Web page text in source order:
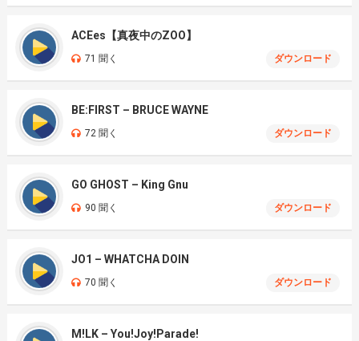
ACEes【真夜中のZOO】
71 聞く ダウンロード
BE:FIRST – BRUCE WAYNE
72 聞く ダウンロード
GO GHOST – King Gnu
90 聞く ダウンロード
JO1 – WHATCHA DOIN
70 聞く ダウンロード
M!LK – You!Joy!Parade!